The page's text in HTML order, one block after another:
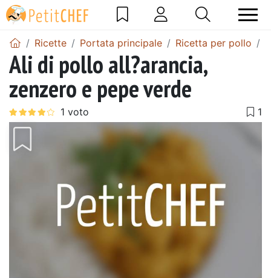
Ricette Portata principale Ricetta per pollo
Ali di pollo all?arancia,
zenzero e pepe verde